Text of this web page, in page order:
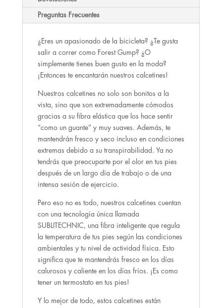
Preguntas Frecuentes
¿Eres un apasionado de la bicicleta? ¿Te gusta
salir a correr como Forest Gump? ¿O
simplemente tienes buen gusto en la moda?
¡Entonces te encantarán nuestros calcetines!
Nuestros calcetines no solo son bonitos a la
vista, sino que son extremadamente cómodos
gracias a su fibra elástica que los hace sentir
“como un guante” y muy suaves. Además, te
mantendrán fresco y seco incluso en condiciones
extremas debido a su transpirabilidad. Ya no
tendrás que preocuparte por el olor en tus pies
después de un largo día de trabajo o de una
intensa sesión de ejercicio.
Pero eso no es todo, nuestros calcetines cuentan
con una tecnología única llamada
SUBLITECHNIC, una fibra inteligente que regula
la temperatura de tus pies según las condiciones
ambientales y tu nivel de actividad física. Esto
significa que te mantendrás fresco en los días
calurosos y caliente en los días fríos. ¡Es como
tener un termostato en tus pies!
Y lo mejor de todo, estos calcetines están